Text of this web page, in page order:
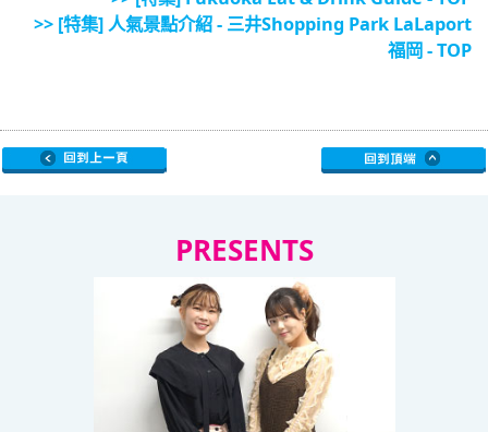
>> [特集] 人氣景點介紹 - 三井Shopping Park LaLaport
福岡 - TOP
PRESENTS